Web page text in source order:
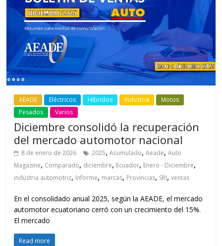
AEADE Eléctricos Híbridos Industria
Motos
Pesados
Varios
Diciembre consolidó la recuperación
del mercado automotor nacional
8 de enero de 2026 2025,Acumulado,Aeade,Auto
Magazine, Comparado, diciembre, Ecuador, Enero - Diciembre,
industria automotriz, Informe, marcas, Provincias, SRI,ventas
En el consolidado anual 2025, según la AEADE, el mercado
automotor ecuatoriano cerró con un crecimiento del 15%.
El mercado
Read more